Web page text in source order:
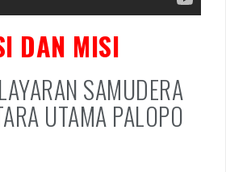
DAN MISI
SAMUDERA
UTAMA PALOPO